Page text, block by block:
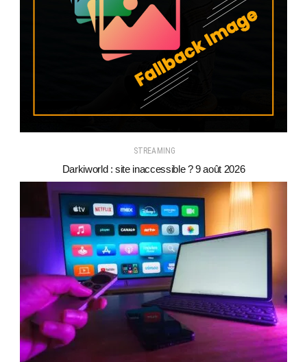
STREAMING
Darkiworld : site inaccessible ? 9 août 2026